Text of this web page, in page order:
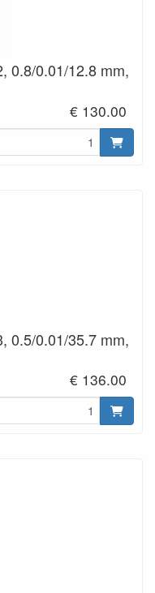
0.8/0.01/12.8 mm,
€ 130.00
0.5/0.01/35.7 mm,
€ 136.00